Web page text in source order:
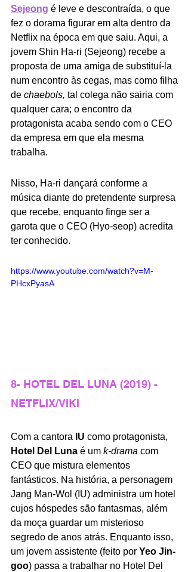
Sejeong é leve e descontraída, o que
fez o dorama figurar em alta dentro da
Netflix na época em que saiu. Aqui, a
jovem Shin Ha-ri (Sejeong) recebe a
proposta de uma amiga de substituí-la
num encontro às cegas, mas como filha
de chaebols, tal colega não sairia com
qualquer cara; o encontro da
protagonista acaba sendo com o CEO
da empresa em que ela mesma
trabalha.
Nisso, Ha-ri dançará conforme a
música diante do pretendente surpresa
que recebe, enquanto finge ser a
garota que o CEO (Hyo-seop) acredita
ter conhecido.
https://www.youtube.com/watch?v=M-
PHcxPyasA
8- HOTEL DEL LUNA (2019) -
NETFLIX/VIKI
Com a cantora IU como protagonista,
Hotel Del Luna é um k-drama com
CEO que mistura elementos
fantásticos. Na história, a personagem
Jang Man-Wol (IU) administra um hotel
cujos hóspedes são fantasmas, além
da moça guardar um misterioso
segredo de anos atrás. Enquanto isso,
um jovem assistente (feito por Yeo Jin-
goo) passa a trabalhar no Hotel Del